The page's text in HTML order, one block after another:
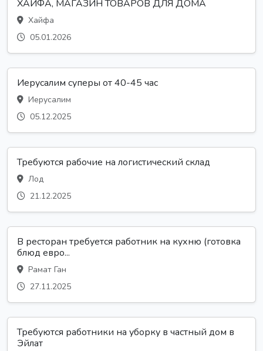
ХАЙФА, МАГАЗИН ТОВАРОВ ДЛЯ ДОМА
Хайфа
05.01.2026
Иерусалим суперы от 40-45 час
Иерусалим
05.12.2025
Требуются рабочие на логистический склад
Лод
21.12.2025
В ресторан требуется работник на кухню (готовка
блюд евро...
Рамат Ган
27.11.2025
Требуются работники на уборку в частный дом в
Эйлат